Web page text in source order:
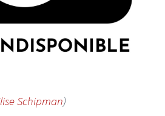
Schipman)